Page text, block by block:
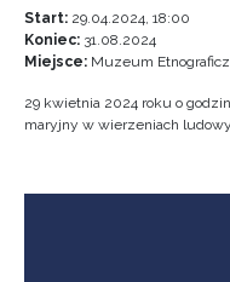
Start: 29.04.2024, 18:00
Koniec: 31.08.2024
Miejsce: Muzeum
29 kwietnia 2024 roku o
maryjny w wierzeniach